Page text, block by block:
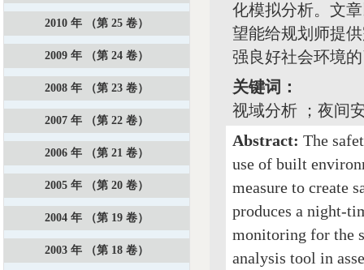
化模拟分析。文
望能给规划师提
强良好社会环境
关键词：
视域分析 ；夜间
Abstract: The
use of built
measure to create
produces a night-
monitoring for the
analysis tool in
2010 年 （第 25 卷）
2009 年 （第 24 卷）
2008 年 （第 23 卷）
2007 年 （第 22 卷）
2006 年 （第 21 卷）
2005 年 （第 20 卷）
2004 年 （第 19 卷）
2003 年 （第 18 卷）